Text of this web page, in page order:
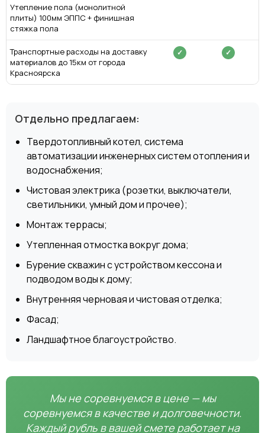
Утепление пола (монолитной
плиты) 100мм ЭППС + финишная
стяжка пола
Транспортные расходы на доставку
материалов до 15км от города
Красноярска
✓ ✓
Отдельно предлагаем:
Твердотопливный котел, система
автоматизации инженерных систем отопления и
водоснабжения;
Чистовая электрика (розетки, выключатели,
светильники, умный дом и прочее);
Монтаж террасы;
Утепленная отмостка вокруг дома;
Бурение скважин с устройством кессона и
подводом воды к дому;
Внутренняя черновая и чистовая отделка;
Фасад;
Ландшафтное благоустройство.
Мы не соревнуемся в цене — мы
соревнуемся в качестве и долговечности.
Каждый рубль в вашей смете работает на